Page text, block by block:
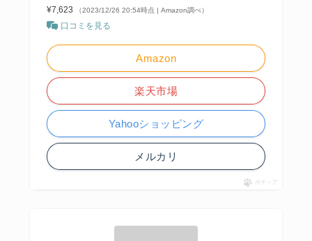
¥7,623
（2023/12/26 20:54時点 | Amazon調べ）
口コミを見る
Amazon
楽天市場
Yahooショッピング
メルカリ
ポチップ